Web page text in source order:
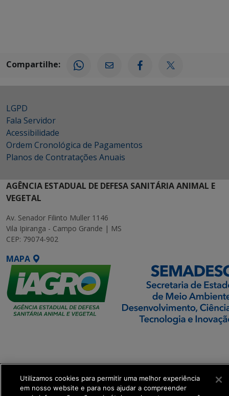
Compartilhe:
LGPD
Fala Servidor
Acessibilidade
Ordem Cronológica de Pagamentos
Planos de Contratações Anuais
AGÊNCIA ESTADUAL DE DEFESA SANITÁRIA ANIMAL E
VEGETAL
Av. Senador Filinto Muller 1146
Vila Ipiranga - Campo Grande | MS
CEP: 79074-902
MAPA
Transformação Digital
get_footer();
Utilizamos cookies para permitir uma melhor experiência
em nosso website e para nos ajudar a compreender